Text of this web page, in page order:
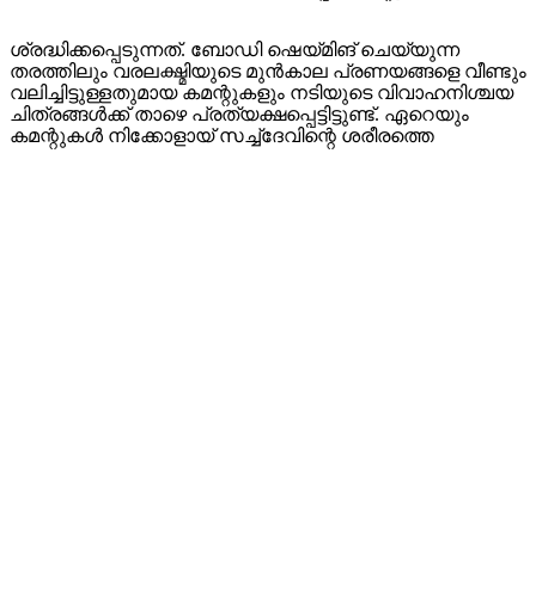
ശ്രദ്ധിക്കപ്പെടുന്നത്. ബോഡി ഷെയ്മിങ് ചെയ്യുന്ന
തരത്തിലും വരലക്ഷ്മിയുടെ മുൻകാല പ്രണയങ്ങളെ വീണ്ടും
വലിച്ചിട്ടുള്ളതുമായ കമന്റുകളും നടിയുടെ വിവാഹനിശ്ചയ
ചിത്രങ്ങൾക്ക് താഴെ പ്രത്യക്ഷപ്പെ‍ട്ടിട്ടുണ്ട്. ഏറെയും
കമന്റുകൾ നിക്കോളായ് സച്ച്ദേവിന്റെ ശരീരത്തെ